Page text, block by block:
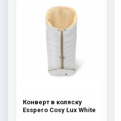
Конверт в коляску
Esspero Cosy Lux White